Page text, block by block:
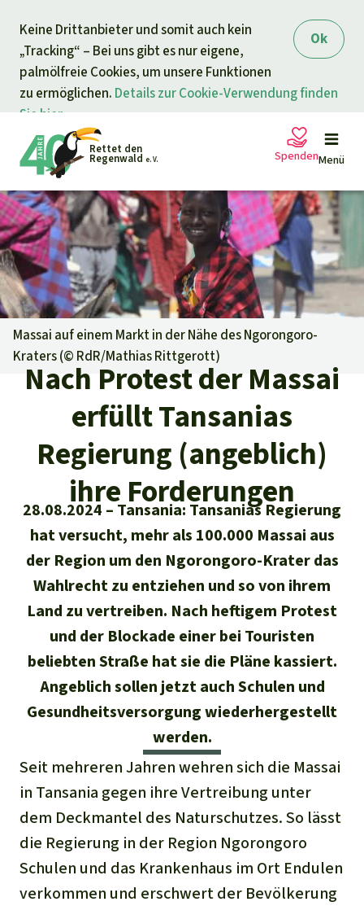
Ok
Keine Drittanbieter und somit auch kein
„Tracking“ – Bei uns gibt es nur eigene,
palmölfreie Cookies, um unsere Funktionen
zu ermöglichen. Details zur Cookie-Verwendung finden
Sie hier.
springen
Rettet den
Regenwald e. V. Menü
Petitionen
Projekte
Informieren
Aktuelles
Alle News
Kids
Newsletter­anmeldung
Unsere Themen
Der Regenwald
Klima
Biodiversität
Schutzgebiete
Palmöl
Biokraftstoff
Tropenholz
Aluminium
Gold
Fleisch und Soja
Landraub
Regenwald Report
Aktuelle Ausgabe
01/2026
04/2025
03/2025
02/2025
01/2025
Ältere Ausgaben
Erfolge
Überuns
Der Verein
Häufige Fragen
Jahresberichte
Stiftung
Kontakt
Transparenz
Medien
Presse
Presse-Echo
Widget einbinden
Banner einbinden
Freianzeigen
Suche
Deutsch
English
Español
Français
Italiano
Português
Indonesia
Spenden
Ihre Spende hilft
Allgemeine Spende
Dringender Spendenaufruf
Regenwald-Urkunden
Fragen & Antworten
Testament
Spendenkonto Rettet den
Regenwald e. V.
DE11 4306 09672025054100
GENODEM1GLS
GLS Bank
IBAN kopieren
Spenden für ein Thema
Waldschutz
Schutz von Indigenen
Spenden für eine Region
Südostasien
Afrika
Lateinamerika
Massai auf einem Markt in der Nähe des Ngorongoro-
Kraters (© RdR/Mathias Rittgerott)
Nach Protest der Massai
erfüllt Tansanias
Regierung (angeblich)
ihre Forderungen
28.08.2024
Tansania: Tansanias Regierung
hat versucht, mehr als 100.000 Massai aus
der Region um den Ngorongoro-Krater das
Wahlrecht zu entziehen und so von ihrem
Land zu vertreiben. Nach heftigem Protest
und der Blockade einer bei Touristen
beliebten Straße hat sie die Pläne kassiert.
Angeblich sollen jetzt auch Schulen und
Gesundheitsversorgung wiederhergestellt
werden.
Seit mehreren Jahren wehren sich die Massai
in Tansania gegen ihre Vertreibung unter
dem Deckmantel des Naturschutzes. So lässt
die Regierung in der Region Ngorongoro
Schulen und das Krankenhaus im Ort Endulen
verkommen und erschwert der Bevölkerung